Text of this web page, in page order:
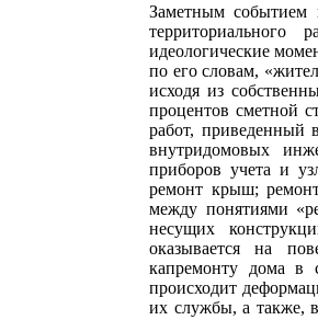
Заметным событием
территориального
идеологические
по его словам,
исходя из
процентов сметной
работ, приведенный
внутридомовых
приборов учета и
ремонт крыш;
между понятиями
несущих
оказывается на
капремонту дома в
происходит
их службы, а также,